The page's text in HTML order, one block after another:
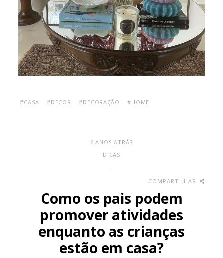
#CASA #DECOR #DECORAÇÃO #HOME
6 ANOS ATRÁS
DICAS
-
COMPARTILHAR
Como os pais podem
promover atividades
enquanto as crianças
estão em casa?